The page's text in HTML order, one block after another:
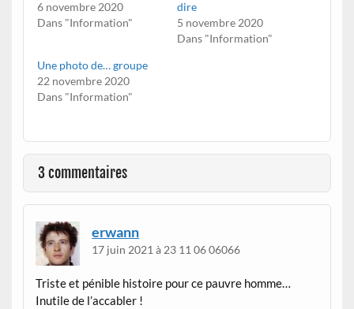
6 novembre 2020
Dans "Information"
dire
5 novembre 2020
Dans "Information"
Une photo de… groupe
22 novembre 2020
Dans "Information"
3 commentaires
erwann
17 juin 2021 à 23 11 06 06066
Triste et pénible histoire pour ce pauvre homme…
Inutile de l’accabler !